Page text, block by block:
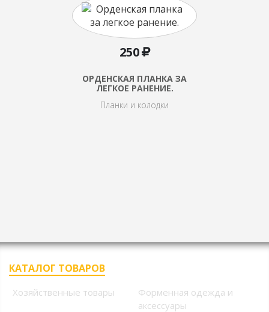
250
ОРДЕНСКАЯ ПЛАНКА ЗА
ЛЕГКОЕ РАНЕНИЕ.
Планки и колодки
КАТАЛОГ ТОВАРОВ
Хозяйственные товары
Форменная одежда и
аксессуары